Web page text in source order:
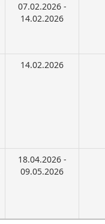
07.02.2026 -
14.02.2026
14.02.2026
18.04.2026 -
09.05.2026